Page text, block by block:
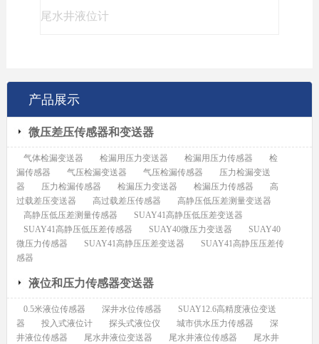
尾水井液位计
产品展示
微压差压传感器和变送器
气体检漏变送器 检漏用压力变送器 检漏用压力传感器
检
漏传感器
气压检漏变送器 气压检漏传感器
压力检漏变送
器
压力检漏传感器 检漏压力变送器 检漏压力传感器
高
过载差压变送器
高过载差压传感器
高静压低压差测量变送器
高静压低压差测量传感器
SUAY41高静压低压差变送器
SUAY41高静压低压差传感器
SUAY40微压力变送器
SUAY40
微压力传感器
SUAY41高静压压差变送器
SUAY41高静压压差传
感器
液位和压力传感器变送器
0.5米液位传感器 深井水位传感器
SUAY12.6高精度液位变送
器
投入式液位计 探头式液位仪 城市供水压力传感器
深
井液位传感器
尾水井液位变送器 尾水井液位传感器
尾水井